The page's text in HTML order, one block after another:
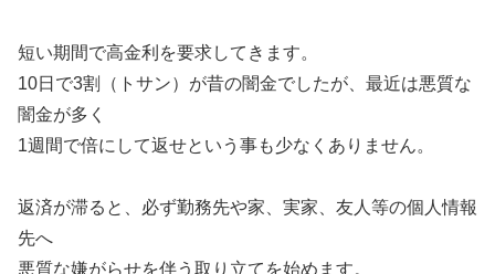
短い期間で高金利を要求してきます。
10日で3割（トサン）が昔の闇金でしたが、最近は悪質な
闇金が多く
1週間で倍にして返せという事も少なくありません。
返済が滞ると、必ず勤務先や家、実家、友人等の個人情報
先へ
悪質な嫌がらせを伴う取り立てを始めます。